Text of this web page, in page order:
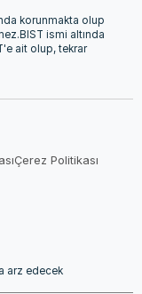
korunmakta olup
ismi altında
ait olup, tekrar
Çerez Politikası
arz edecek